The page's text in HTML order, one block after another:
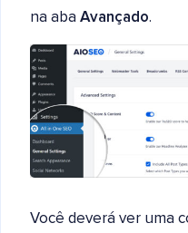
na aba Avançado.
Você deverá ver uma